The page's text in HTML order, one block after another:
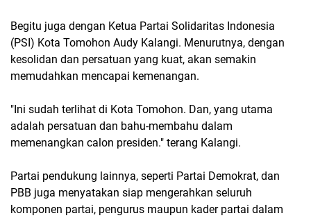
Begitu juga dengan Ketua Partai Solidaritas Indonesia
(PSI) Kota Tomohon Audy Kalangi. Menurutnya, dengan
kesolidan dan persatuan yang kuat, akan semakin
memudahkan mencapai kemenangan.
"Ini sudah terlihat di Kota Tomohon. Dan, yang utama
adalah persatuan dan bahu-membahu dalam
memenangkan calon presiden." terang Kalangi.
Partai pendukung lainnya, seperti Partai Demokrat, dan
PBB juga menyatakan siap mengerahkan seluruh
komponen partai, pengurus maupun kader partai dalam